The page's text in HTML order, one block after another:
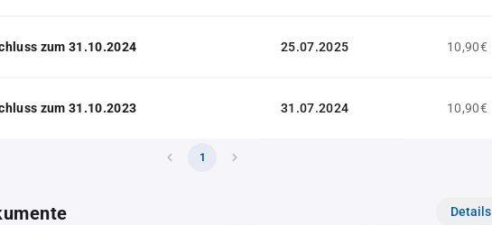
zum 31.10.2024 25.07.2025 10,90€
zum 31.10.2023 31.07.2024 10,90€
1
Details